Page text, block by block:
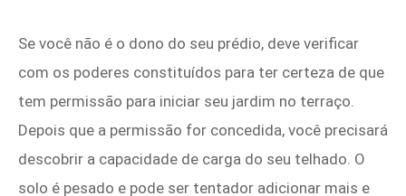
Se você não é o dono do seu prédio, deve verificar
com os poderes constituídos para ter certeza de que
tem permissão para iniciar seu jardim no terraço.
Depois que a permissão for concedida, você precisará
descobrir a capacidade de carga do seu telhado. O
solo é pesado e pode ser tentador adicionar mais e